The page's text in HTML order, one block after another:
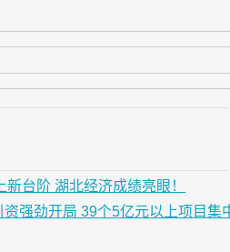
台阶 湖北经济成绩亮眼！
强劲开局 39个5亿元以上项目集